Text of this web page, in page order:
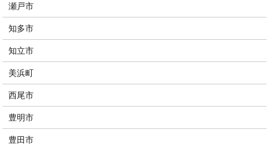
瀬戸市
知多市
知立市
美浜町
西尾市
豊明市
豊田市